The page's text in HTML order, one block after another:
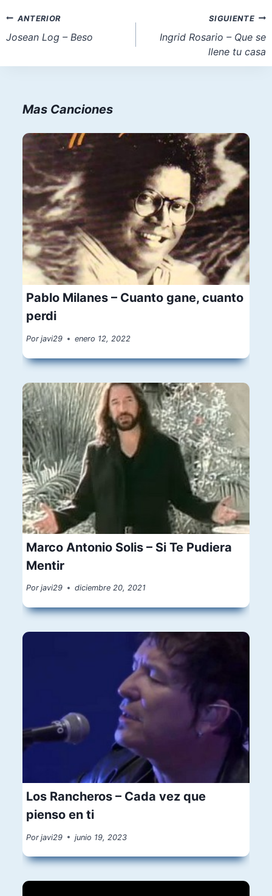
entrada:
Navegación
de
ANTERIOR
Josean Log – Beso
SIGUIENTE
Ingrid Rosario – Que se
llene tu casa
Mas Canciones
Pablo Milanes – Cuanto gane, cuanto
perdi
Por javi29 enero 12, 2022
Marco Antonio Solis – Si Te Pudiera
Mentir
Por javi29 diciembre 20, 2021
Los Rancheros – Cada vez que
pienso en ti
Por javi29 junio 19, 2023